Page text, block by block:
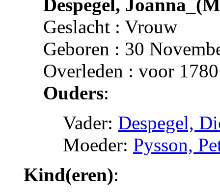
Despegel,
Geslacht : Vrouw
Geboren : 30
Overleden : voor 1780
Ouders:
Vader: Despegel,
Moeder: Pysson,
Kind(eren):